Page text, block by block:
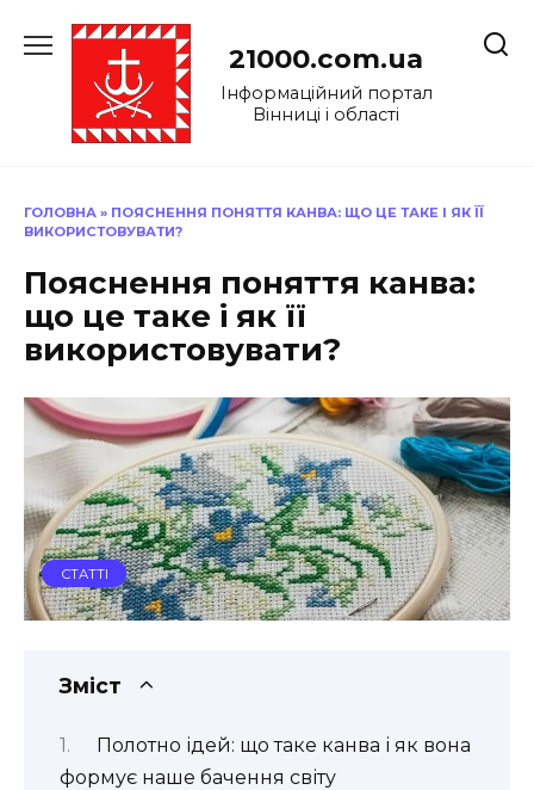
до
21000.com.ua
Інформаційний портал
Вінниці і області
ГОЛОВНА » ПОЯСНЕННЯ ПОНЯТТЯ КАНВА: ЩО ЦЕ ТАКЕ І ЯК ЇЇ
ВИКОРИСТОВУВАТИ?
Пояснення поняття канва:
що це таке і як її
використовувати?
СТАТТІ
Зміст
Полотно ідей: що таке канва і як вона
формує наше бачення світу